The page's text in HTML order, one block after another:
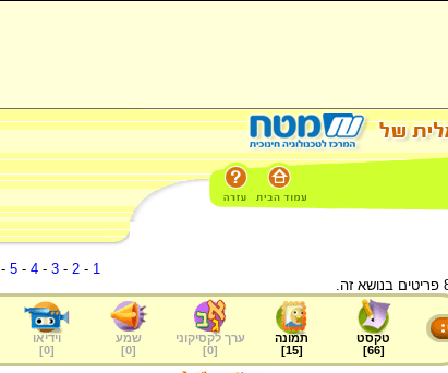
1
-
2
-
3
-
4
-
5
טקסט
[
66
]
תמונה
[
15
]
ערך לקסיקוני
[
0
]
שמע
[
0
]
וידיאו
[
0
]